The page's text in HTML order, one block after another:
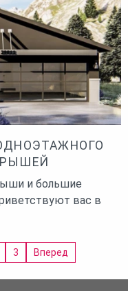
и большие
вас в
3 Вперед